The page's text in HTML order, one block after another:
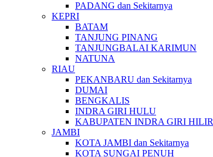
PADANG dan Sekitarnya
KEPRI
BATAM
TANJUNG PINANG
TANJUNGBALAI KARIMUN
NATUNA
RIAU
PEKANBARU dan Sekitarnya
DUMAI
BENGKALIS
INDRA GIRI HULU
KABUPATEN INDRA GIRI HILIR
JAMBI
KOTA JAMBI dan Sekitarnya
KOTA SUNGAI PENUH